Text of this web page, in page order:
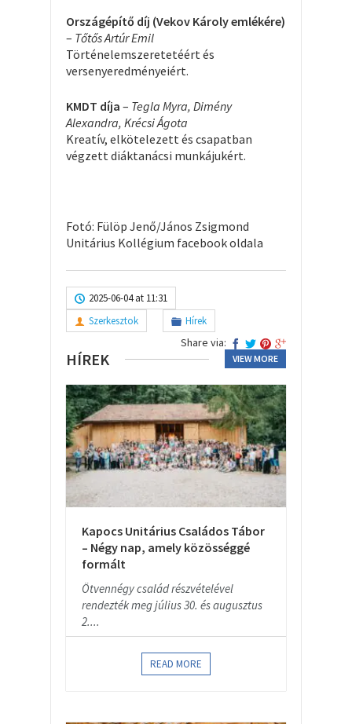
Országépítő díj (Vekov Károly emlékére)
– Tőtős Artúr Emil
Történelemszeretetéért és
versenyeredményeiért.
KMDT díja – Tegla Myra, Dimény
Alexandra, Krécsi Ágota
Kreatív, elkötelezett és csapatban
végzett diáktanácsi munkájukért.
Fotó: Fülöp Jenő/János Zsigmond
Unitárius Kollégium facebook oldala
2025-06-04 at 11:31
Szerkesztok
Hírek
Share via:
HÍREK VIEW MORE
Kapocs Unitárius Családos Tábor
– Négy nap, amely közösséggé
formált
Ötvennégy család részvételével
rendezték meg július 30. és augusztus
2....
READ MORE